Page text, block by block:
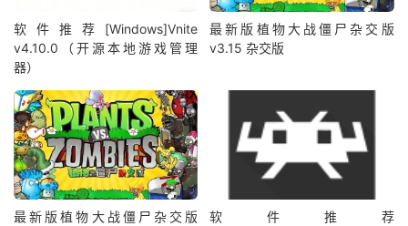
软件推荐[Windows]Vnite
v4.10.0（开源本地游戏管理
器）
最新版植物大战僵尸杂交版
v3.15 杂交版
最新版植物大战僵尸杂交版
软件推荐